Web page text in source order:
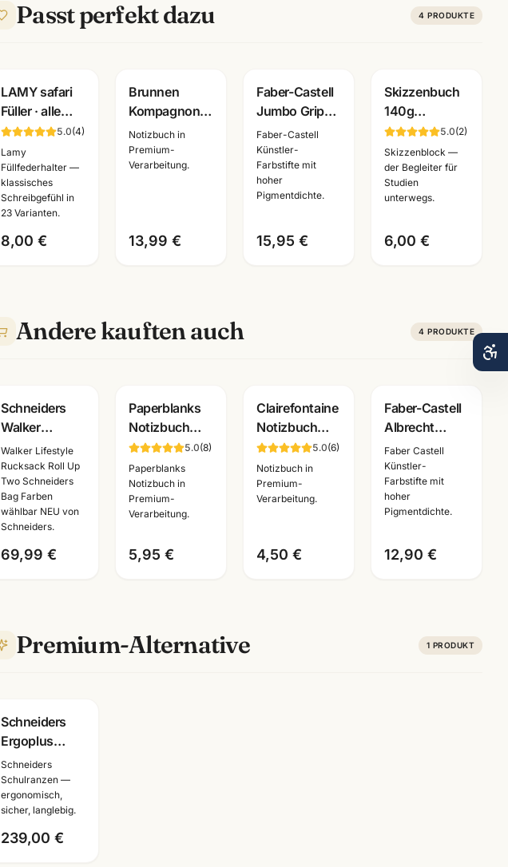
Passt perfekt dazu 4 PRODUKTE
Gravur
LAMY safari
Füller · alle
Farben +
Patronen
wählbar ·
Schulfüller
Mannheim
5.0(4)
Lamy
Füllfederhalter —
klassisches
Schreibgefühl in
23 Varianten.
8,00 €
Brunnen
Kompagnon
Notizbuch
Hardcover ·
A6/A5/A4 ·
Notizbuch in
Premium-
Verarbeitung.
13,99 €
Faber-Castell
Jumbo Grip
Farbstifte 10er
Set · 280922 ·
für Schule
Mannheim
Faber-Castell
Künstler-
Farbstifte mit
hoher
Pigmentdichte.
15,95 €
Skizzenbuch
140g
reinweiss ·
A6/A5/A4 ·
Zeichenpapier
für Studien
unterwegs
5.0(2)
Skizzenblock —
der Begleiter für
Studien
unterwegs.
6,00 €
Andere kauften auch 4 PRODUKTE
Schneiders
Walker
Lifestyle
Rucksack Roll
Up Two ·
mehrere
Farben ·
Walker Lifestyle
Rucksack Roll Up
Two Schneiders
Bag Farben
wählbar NEU von
Schneiders.
69,99 €
Paperblanks
Notizbuch
Premium ·
A6/A5/A4 ·
Schulbedarf
Mannheim
5.0(8)
Paperblanks
Notizbuch in
Premium-
Verarbeitung.
5,95 €
Clairefontaine
Notizbuch
braun/schwarz
· A6/A5 ·
Premium
Bürobedarf
5.0(6)
Notizbuch in
Premium-
Verarbeitung.
4,50 €
Faber-Castell
Albrecht
Duerer
Aquarellstifte ·
12/24/36/60/120er
Set ·
Faber Castell
Künstler-
Farbstifte mit
hoher
Pigmentdichte.
12,90 €
Premium-Alternative 1 PRODUKT
Schneiders
Ergoplus
Schulranzen
8-teilig ·
ergonomisch ·
verschiedene
Modelle
Schneiders
Schulranzen —
ergonomisch,
sicher, langlebig.
239,00 €